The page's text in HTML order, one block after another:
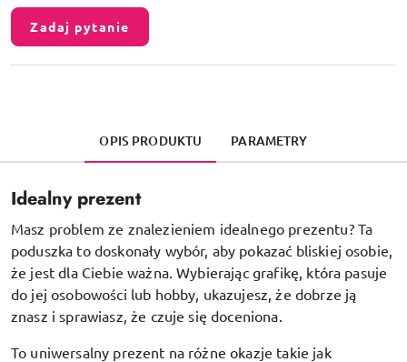
Zadaj pytanie
OPIS PRODUKTU PARAMETRY
Idealny prezent
Masz problem ze znalezieniem idealnego prezentu? Ta
poduszka to doskonały wybór, aby pokazać bliskiej osobie,
że jest dla Ciebie ważna. Wybierając grafikę, która pasuje
do jej osobowości lub hobby, ukazujesz, że dobrze ją
znasz i sprawiasz, że czuje się doceniona.
To uniwersalny prezent na różne okazje takie jak